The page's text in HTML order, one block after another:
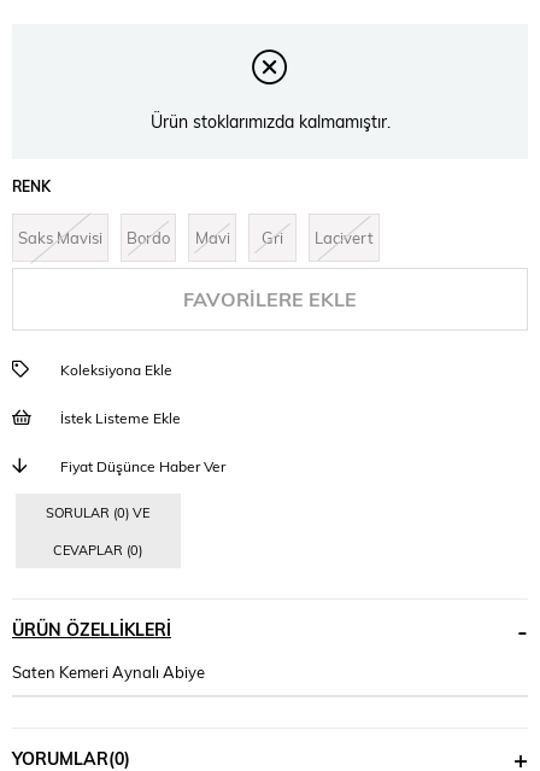
Ürün stoklarımızda kalmamıştır.
RENK
Saks Mavisi Bordo Mavi Gri Lacivert
FAVORILERE EKLE
Koleksiyona Ekle
İstek Listeme Ekle
Fiyat Düşünce Haber Ver
SORULAR (0) VE
CEVAPLAR (0)
ÜRÜN ÖZELLIKLERI
Saten Kemeri Aynalı Abiye
YORUMLAR(0)